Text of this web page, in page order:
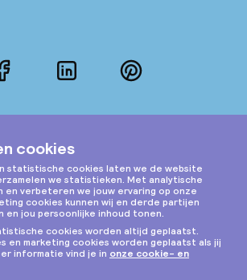
FacebookLinkedInPinterest
Instagram